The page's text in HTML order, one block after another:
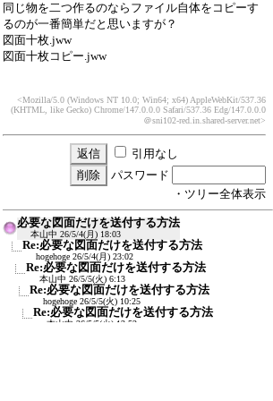
同じ物を二つ作るのならファイル自体をコピーす
るのが一番簡単だと思いますが？
図面十枚.jww
図面十枚コピー.jww
<Mozilla/5.0 (Windows NT 10.0; Win64; x64) AppleWebKit/537.36
(KHTML, like Gecko) Chrome/147.0.0.0 Safari/537.36 Edg/147.0.0.0
＠sni102-red.in.shared-server.net>
引用なし
パスワード
・ツリー全体表示
必要な図面だけを送付する方法
本山中 26/5/4(月) 18:03
Re:必要な図面だけを送付する方法
hogehoge 26/5/4(月) 23:02
Re:必要な図面だけを送付する方法
本山中 26/5/5(火) 6:13
Re:必要な図面だけを送付する方法
hogehoge 26/5/5(火) 10:25
Re:必要な図面だけを送付する方法
本山中 26/5/5(火) 12:52